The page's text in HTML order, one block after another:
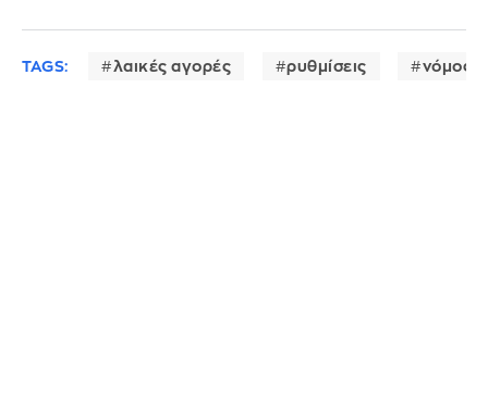
TAGS: λαικές αγορές ρυθμίσεις νόμος